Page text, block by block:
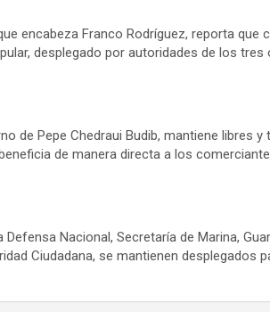
encabeza Franco Rodríguez, reporta
desplegado por autoridades de los tres
de Pepe Chedraui Budib, mantiene libres
de manera directa a los
Nacional, Secretaría de Marina,
Ciudadana, se mantienen desplegados